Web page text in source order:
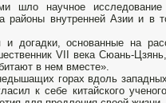
шло научное исследование
районы внутренней Азии и в
догадки, основанные на
VII века Сюань-
в нем вместе».
горах вдоль
к себе китайского